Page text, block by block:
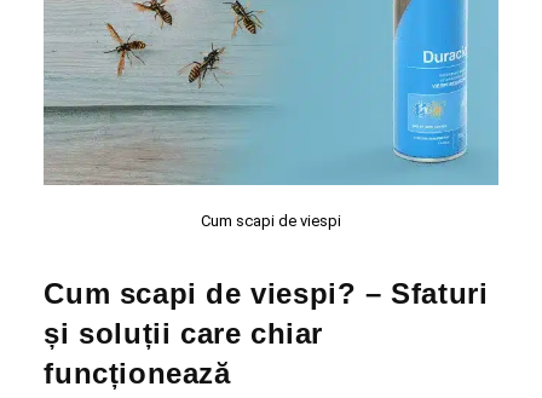
Cum scapi de viespi
Cum scapi de viespi? – Sfaturi
și soluții care chiar
funcționează